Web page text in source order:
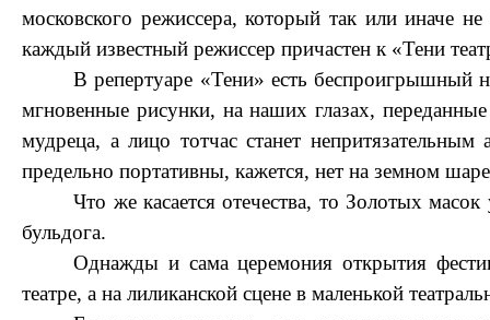
московского режиссера, который так или иначе
каждый известный режиссер причастен к «Тени
В репертуаре «Тени» есть беспроигрышный
мгновенные рисунки, на наших глазах,
мудреца, а лицо тотчас станет
предельно портативны, кажется, нет на земном
Что же касается отечества, то Золотых
бульдога.
Однажды и сама церемония открытия
театре, а на лиликанской сцене в маленькой